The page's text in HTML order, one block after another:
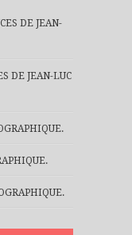
DE JEAN-
DE JEAN-LUC